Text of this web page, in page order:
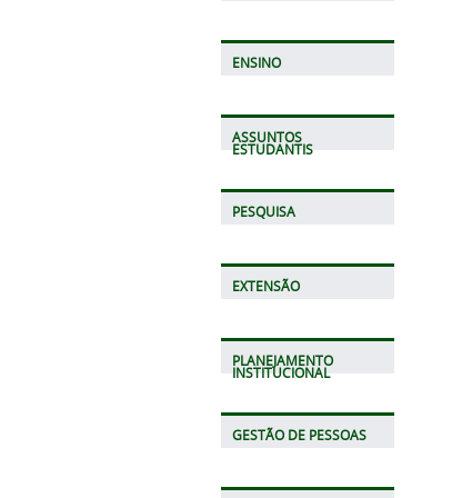
ENSINO
ASSUNTOS
ESTUDANTIS
PESQUISA
EXTENSÃO
PLANEJAMENTO
INSTITUCIONAL
GESTÃO DE PESSOAS